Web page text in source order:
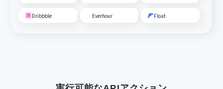
Dribbble Everhour Float